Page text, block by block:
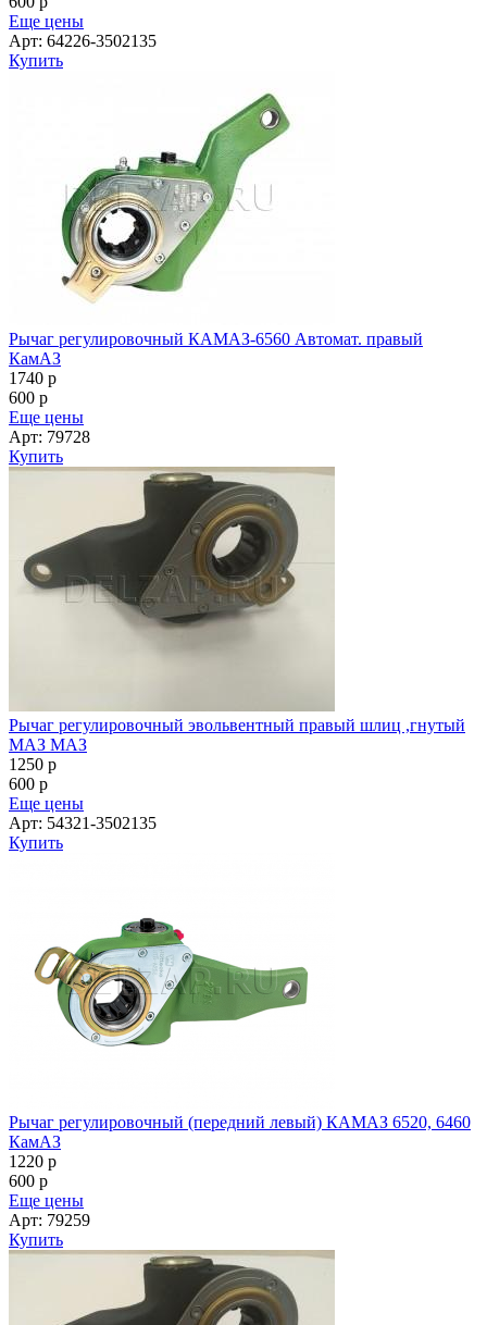
Еще цены
Арт: 64226-3502135
Купить
Рычаг регулировочный КАМАЗ-6560 Автомат. правый
КамАЗ
1740 p
600 p
Еще цены
Арт: 79728
Купить
Рычаг регулировочный эвольвентный правый шлиц ,гнутый
МАЗ МАЗ
1250 p
600 p
Еще цены
Арт: 54321-3502135
Купить
Рычаг регулировочный (передний левый) КАМАЗ 6520, 6460
КамАЗ
1220 p
600 p
Еще цены
Арт: 79259
Купить